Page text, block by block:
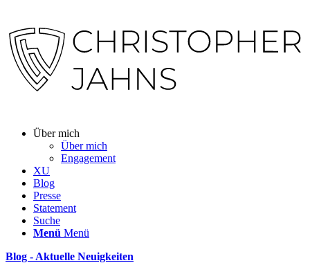
Über mich
Über mich
Engagement
XU
Blog
Presse
Statement
Suche
Menü Menü
Blog - Aktuelle Neuigkeiten